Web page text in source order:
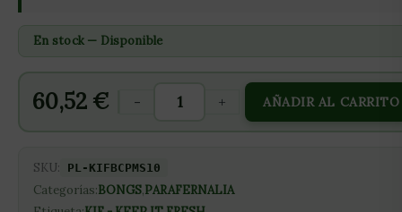
En stock — Disponible
60,52 € - + AÑADIR AL CARRITO
SKU: PL-KIFBCPMS10
Categorías:BONGS,PARAFERNALIA